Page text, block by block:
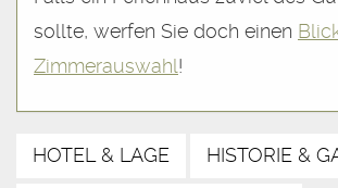
sollte, werfen Sie doch einen
Zimmerauswahl!
HOTEL & LAGE HISTORIE &